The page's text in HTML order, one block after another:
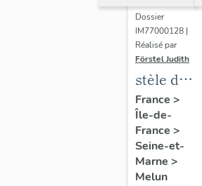
Dossier
IM77000128 |
Réalisé par
Förstel Judith
stèle de
Marguerite
Lamour
France >
Île-de-
France >
Seine-et-
Marne >
Melun